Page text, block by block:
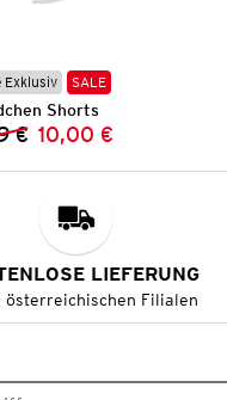
Exklusiv SALE
Shorts
Vorheriger Preis:
€ Neuer Preis:
10,00 €
LIEFERUNG
österreichischen Filialen